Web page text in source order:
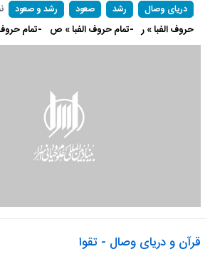
دریای وصال رشد صعود رشد و صعود
حروف الفبا » ر -تمام حروف الفبا » ص -تمام حروف
قرآن و دریای وصال - تقوا